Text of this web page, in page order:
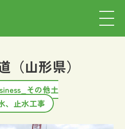
（山形県）
その他土
、止水工事